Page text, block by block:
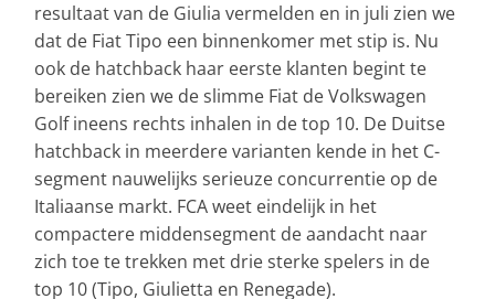
resultaat van de Giulia vermelden en in juli zien we
dat de Fiat Tipo een binnenkomer met stip is. Nu
ook de hatchback haar eerste klanten begint te
bereiken zien we de slimme Fiat de Volkswagen
Golf ineens rechts inhalen in de top 10. De Duitse
hatchback in meerdere varianten kende in het C-
segment nauwelijks serieuze concurrentie op de
Italiaanse markt. FCA weet eindelijk in het
compactere middensegment de aandacht naar
zich toe te trekken met drie sterke spelers in de
top 10 (Tipo, Giulietta en Renegade).